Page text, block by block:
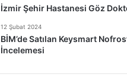
İzmir Şehir Hastanesi Göz
12 Şubat 2024
BİM’de Satılan Keysmart
İncelemesi